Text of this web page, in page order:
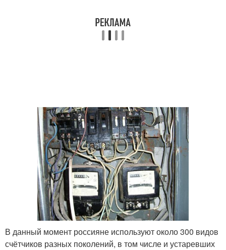
В данный момент россияне используют около 300 видов
счётчиков разных поколений, в том числе и устаревших